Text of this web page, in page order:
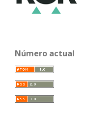
Número actual